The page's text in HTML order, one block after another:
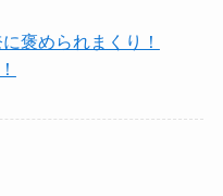
褒められまくり！